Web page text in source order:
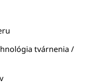
tvárnenia /